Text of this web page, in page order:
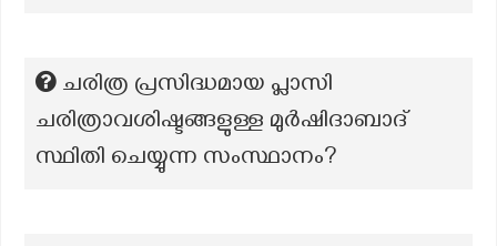
ചരിത്ര പ്രസിദ്ധമായ പ്ലാസി
ചരിത്രാവശിഷ്ടങ്ങളുള്ള മുര്‍ഷിദാബാദ്
സ്ഥിതി ചെയ്യുന്ന സംസ്ഥാനം?